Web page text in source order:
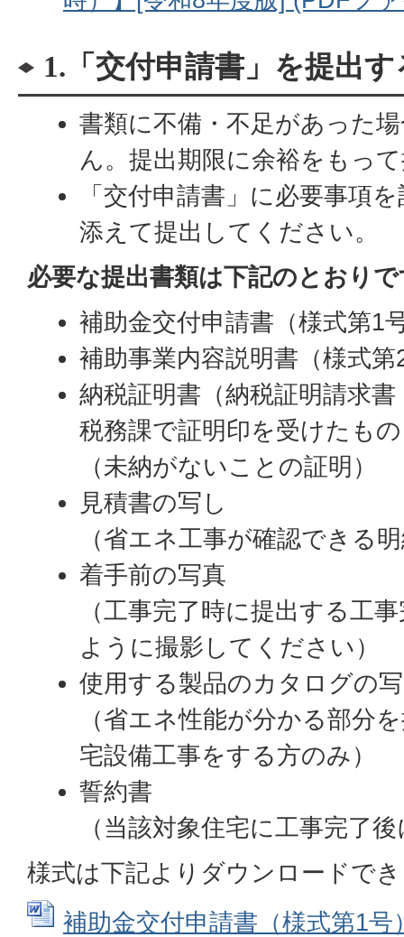
1.「交付申請書」を提出す
書類に不備・不足があった
ん。提出期限に余裕をもっ
「交付申請書」に必要事項
添えて提出してください。
必要な提出書類は下記のとおり
補助金交付申請書（様式第1
補助事業内容説明書（様式第
納税証明書（納税証明請求
税務課で証明印を受けたも
（未納がないことの証明）
見積書の写し
（省エネ工事が確認できる
着手前の写真
（工事完了時に提出する工
ように撮影してください）
使用する製品のカタログの
（省エネ性能が分かる部分
宅設備工事をする方のみ）
誓約書
（当該対象住宅に工事完了
様式は下記よりダウンロードで
補助金交付申請書（様式第1